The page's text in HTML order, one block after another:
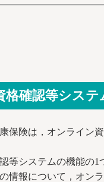
格確認等シス
保険は，オンライン
等システムの機能の
情報について，オン